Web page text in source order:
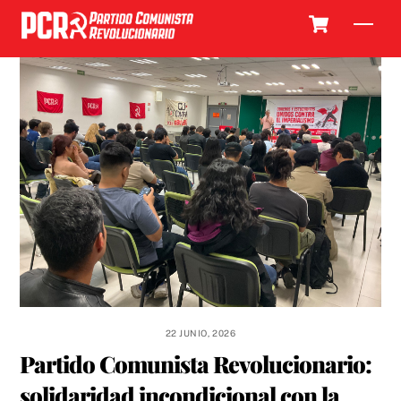
Skip
content
22 JUNIO, 2026
Partido Comunista Revolucionario:
solidaridad incondicional con la